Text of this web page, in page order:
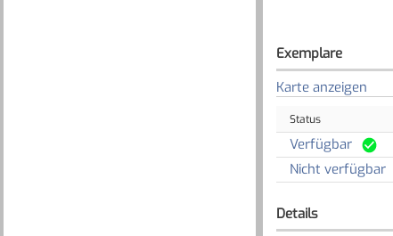
Exemplare
Karte anzeigen
Status
Verfügbar
Nicht verfügbar
Details